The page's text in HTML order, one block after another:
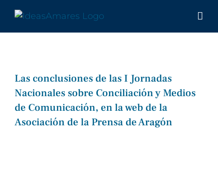
contenido
Las conclusiones de las I Jornadas
Nacionales sobre Conciliación y Medios
de Comunicación, en la web de la
Asociación de la Prensa de Aragón